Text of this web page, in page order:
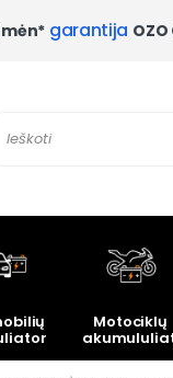
garantija OZO
Motociklų